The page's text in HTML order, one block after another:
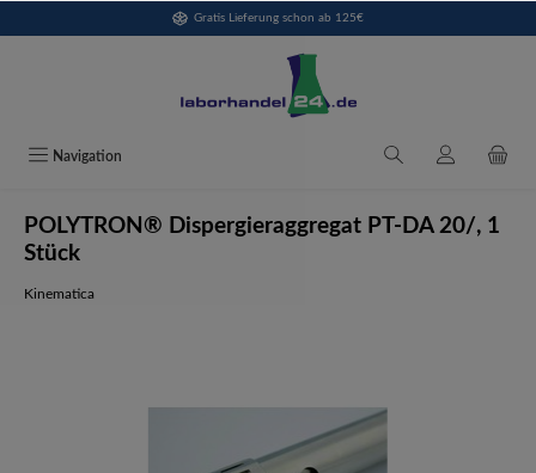
Gratis Lieferung schon ab 125€
Navigation
POLYTRON® Dispergieraggregat PT-DA 20/, 1
Stück
Kinematica